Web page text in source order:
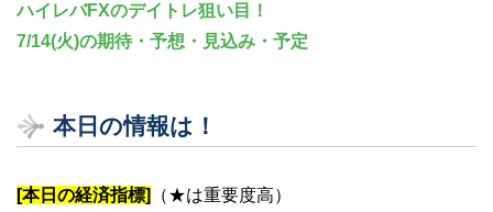
ハイレバFXのデイトレ狙い目！
7/14(火)の期待・予想・見込み・予定
本日の情報は！
[本日の経済指標] （★は重要度高）